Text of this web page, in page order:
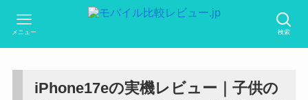
検索
メニュー
iPhone17eの実機レビュー｜子供の